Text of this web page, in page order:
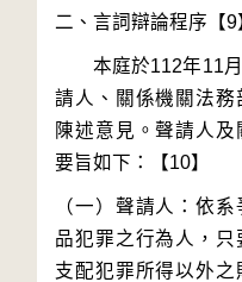
        本庭於112年11月27日行言詞辯論，通知聲
請人、關係機關法
陳述意見。聲請人
（一）聲請人：依
品犯罪之行為人，
支配犯罪所得以外